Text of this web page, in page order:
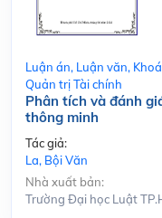
Luận án, Luận văn,
Quản trị Tài chính
Phân tích và đánh
thông minh
Tác giả:
La, Bội Văn
Nhà xuất bản:
Trường Đại học Luật